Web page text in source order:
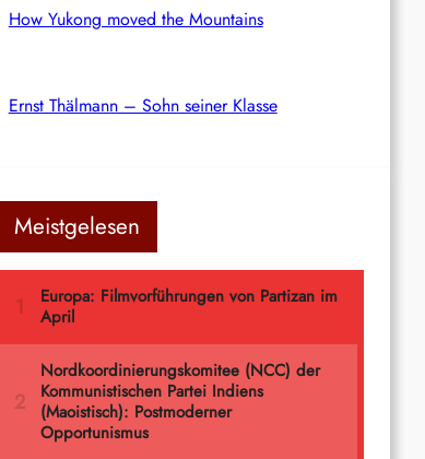
How Yukong moved the Mountains
Ernst Thälmann – Sohn seiner Klasse
Meistgelesen